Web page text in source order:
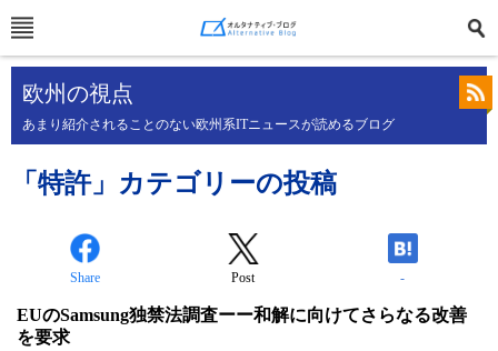
欧州の視点
あまり紹介されることのない欧州系ITニュースが読めるブログ
「特許」カテゴリーの投稿
Share Post -
EUのSamsung独禁法調査ーー和解に向けてさらなる改善
を要求